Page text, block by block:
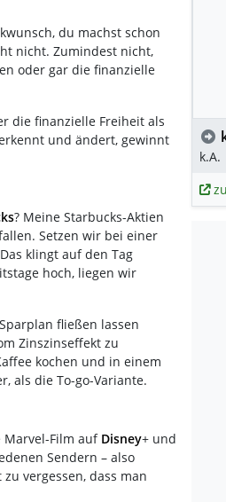
du machst schon
nicht. Zumindest nicht,
oder gar die finanzielle
die finanzielle Freiheit als
und ändert, gewinnt
? Meine Starbucks-Aktien
Setzen wir bei einer
klingt auf den Tag
hoch, liegen wir
fließen lassen
Zinszinseffekt zu
kochen und in einem
als die To-go-Variante.
Marvel-Film auf Disney+ und
Sendern – also
vergessen, dass man
k.A.